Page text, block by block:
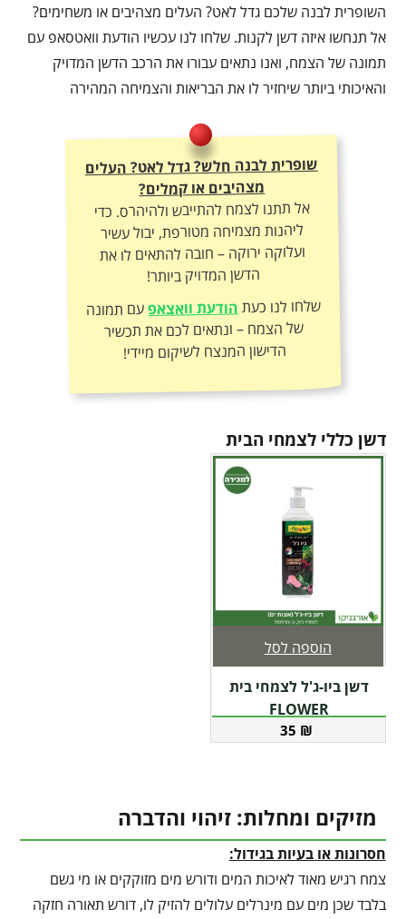
השופרית לבנה שלכם גדל לאט? העלים מצהיבים או משחימים?
אל תנחשו איזה דשן לקנות. שלחו לנו עכשיו הודעת וואטסאפ עם
תמונה של הצמח, ואנו נתאים עבורו את הרכב הדשן המדויק
והאיכותי ביותר שיחזיר לו את הבריאות והצמיחה המהירה
שופרית לבנה חלש? גדל לאט? העלים
מצהיבים או קמלים?
אל תתנו לצמח להתייבש ולהיהרס. כדי
ליהנות מצמיחה מטורפת, יבול עשיר
ועלוקה ירוקה – חובה להתאים לו את
הדשן המדויק ביותר!
שלחו לנו כעתהודעת וואצאפעם תמונה
של הצמח – ונתאים לכם את תכשיר
הדישון המנצח לשיקום מיידי!
דשן כללי לצמחי הבית
דשן ביו-ג'ל לצמחי בית
FLOWER
35 ₪
הוספה לסל
מזיקים ומחלות: זיהוי והדברה
חסרונות או בעיות בגידול:
צמח רגיש מאוד לאיכות המים ודורש מים מזוקקים או מי גשם
בלבד שכן מים עם מינרלים עלולים להזיק לו, דורש תאורה חזקה